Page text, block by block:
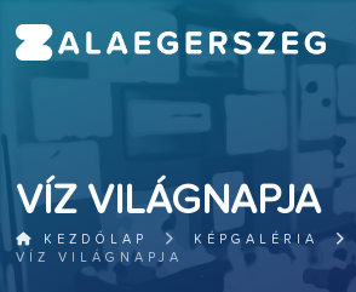
VÍZ VILÁGNAPJA
KEZDŐLAP
KÉPGALÉRIA
VÍZ VILÁGNAPJA